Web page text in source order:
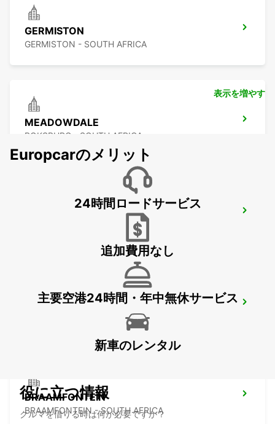
GERMISTON
GERMISTON - SOUTH AFRICA
MEADOWDALE
BOKSBURG - SOUTH AFRICA
EDENVALE - SOUTH AFRICA
KRAMERVILLE
JOHANNESBURG - SOUTH AFRICA
BRAAMFONTEIN
BRAAMFONTEIN - SOUTH AFRICA
表示を増やす
Europcarのメリット
24時間ロードサービス
追加費用なし
主要空港24時間・年中無休サービス
新車のレンタル
役に立つ情報
クルマを借りる時は何が必要ですか？